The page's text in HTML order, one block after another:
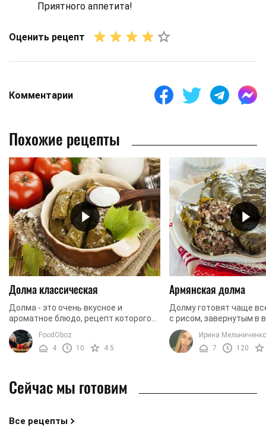
Приятного аппетита!
Оценить рецепт
Комментарии
Похожие рецепты
Долма классическая
Долма - это очень вкусное и
ароматное блюдо, рецепт которого
возник чрезвычайно давно. В связи с
этим в мире существует множество
рецептов ...
FoodOboz
4
10 4.5
Армянская долма
Долму готовят чаще
с рисом, завернутым в
листья. Существуют
начинки из
или яблок. ...
Ирина Мельниченко
7
120
Сейчас мы готовим
Все рецепты